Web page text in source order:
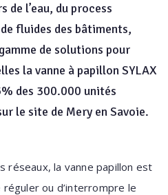
de l’eau, du process
fluides des bâtiments,
de solutions pour
la vanne à papillon SYLAX
des 300.000 unités
le site de Mery en Savoie.
réseaux, la vanne papillon est
ou d’interrompre le